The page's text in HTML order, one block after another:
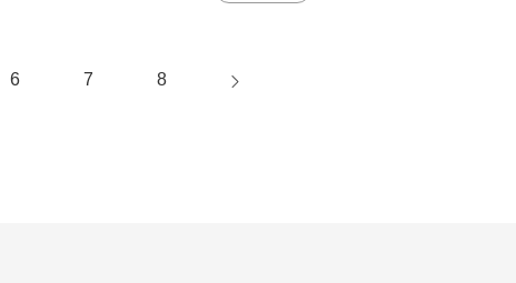
6 7 8